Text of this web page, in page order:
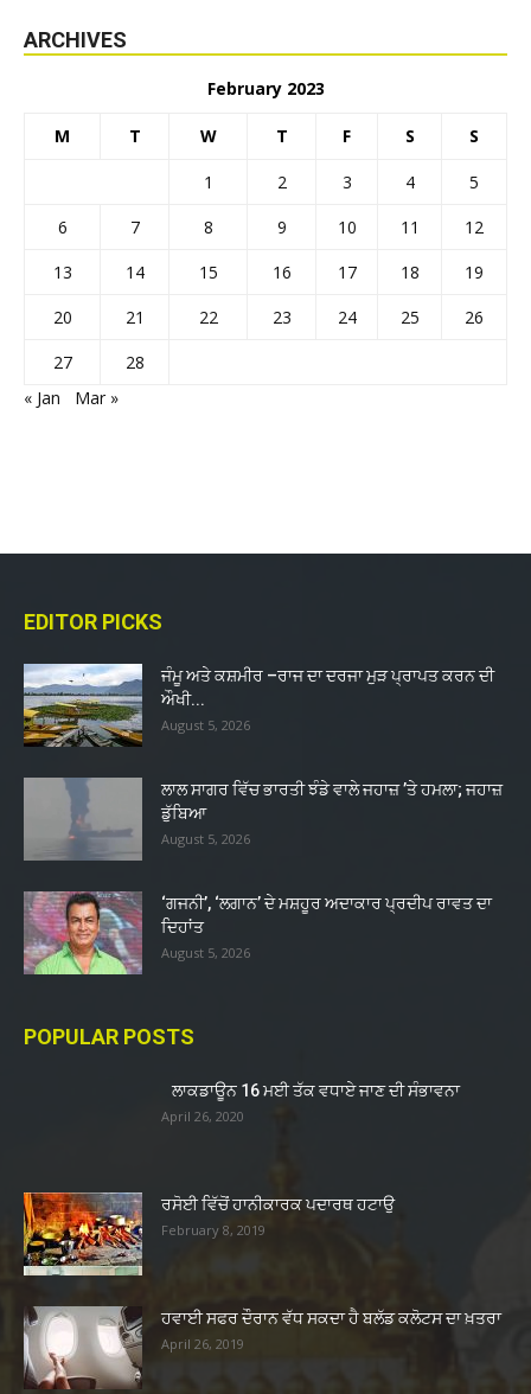
ARCHIVES
February 2023
M T W T F S S
1 2 3 4
5
6
7 8 9 10 11
12
13
14 15 16 17 18
19
20
21 22 23 24 25
26
27
28
« Jan
Mar »
EDITOR PICKS
ਜੰਮੂ ਅਤੇ ਕਸ਼ਮੀਰ –ਰਾਜ ਦਾ ਦਰਜਾ ਮੁੜ ਪ੍ਰਾਪਤ ਕਰਨ ਦੀ
ਔਖੀ...
August 5, 2026
ਲਾਲ ਸਾਗਰ ਵਿੱਚ ਭਾਰਤੀ ਝੰਡੇ ਵਾਲੇ ਜਹਾਜ਼ ’ਤੇ ਹਮਲਾ; ਜਹਾਜ਼
ਡੁੱਬਿਆ
August 5, 2026
‘ਗਜਨੀ’, ‘ਲਗਾਨ’ ਦੇ ਮਸ਼ਹੂਰ ਅਦਾਕਾਰ ਪ੍ਰਦੀਪ ਰਾਵਤ ਦਾ
ਦਿਹਾਂਤ
August 5, 2026
POPULAR POSTS
ਲਾਕਡਾਊਨ 16 ਮਈ ਤੱਕ ਵਧਾਏ ਜਾਣ ਦੀ ਸੰਭਾਵਨਾ
April 26, 2020
ਰਸੋਈ ਵਿੱਚੋਂ ਹਾਨੀਕਾਰਕ ਪਦਾਰਥ ਹਟਾਉ
February 8, 2019
ਹਵਾਈ ਸਫਰ ਦੌਰਾਨ ਵੱਧ ਸਕਦਾ ਹੈ ਬਲੱਡ ਕਲੋਟਸ ਦਾ ਖ਼ਤਰਾ
April 26, 2019